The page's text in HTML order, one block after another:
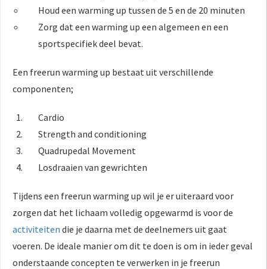
Houd een warming up tussen de 5 en de 20 minuten
Zorg dat een warming up een algemeen en een
sportspecifiek deel bevat.
Een freerun warming up bestaat uit verschillende
componenten;
Cardio
Strength and conditioning
Quadrupedal Movement
Losdraaien van gewrichten
Tijdens een freerun warming up wil je er uiteraard voor
zorgen dat het lichaam volledig opgewarmd is voor de
activiteiten die je daarna met de deelnemers uit gaat
voeren. De ideale manier om dit te doen is om in ieder geval
onderstaande concepten te verwerken in je freerun